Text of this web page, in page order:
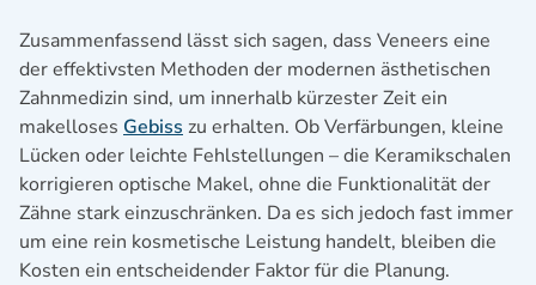
Zusammenfassend lässt sich sagen, dass Veneers eine
der effektivsten Methoden der modernen ästhetischen
Zahnmedizin sind, um innerhalb kürzester Zeit ein
makelloses Gebiss zu erhalten. Ob Verfärbungen, kleine
Lücken oder leichte Fehlstellungen – die Keramikschalen
korrigieren optische Makel, ohne die Funktionalität der
Zähne stark einzuschränken. Da es sich jedoch fast immer
um eine rein kosmetische Leistung handelt, bleiben die
Kosten ein entscheidender Faktor für die Planung.